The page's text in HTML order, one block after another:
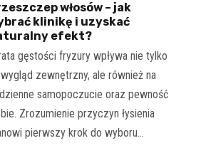
włosów – jak
klinikę i uzyskać
efekt?
gęstości fryzury wpływa nie tylko
zewnętrzny, ale również na
samopoczucie oraz pewność
Zrozumienie przyczyn łysienia
pierwszy krok do wyboru…